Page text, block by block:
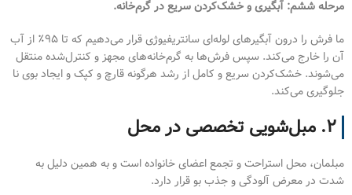
مرحله ششم: آبگیری و خشک‌کردن سریع در گرم‌خانه.
ما فرش را درون آبگیرهای لوله‌ای سانتریفیوژی قرار می‌دهیم که تا ۹۵٪ از آب
آن را خارج می‌کند. سپس فرش‌ها به گرم‌خانه‌های مجهز و کنترل‌شده منتقل
می‌شوند. خشک‌کردن سریع و کامل از رشد هرگونه قارچ و کپک و ایجاد بوی نا
جلوگیری می‌کند.
۲. مبل‌شویی تخصصی در محل
مبلمان، محل استراحت و تجمع اعضای خانواده است و به همین دلیل به
شدت در معرض آلودگی و جذب بو قرار دارد.